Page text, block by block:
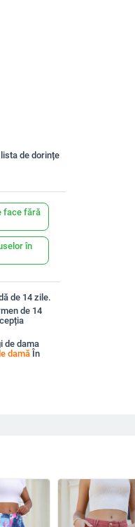
de dorințe
face fără
în
de 14 zile.
de 14
de dama
damăÎn